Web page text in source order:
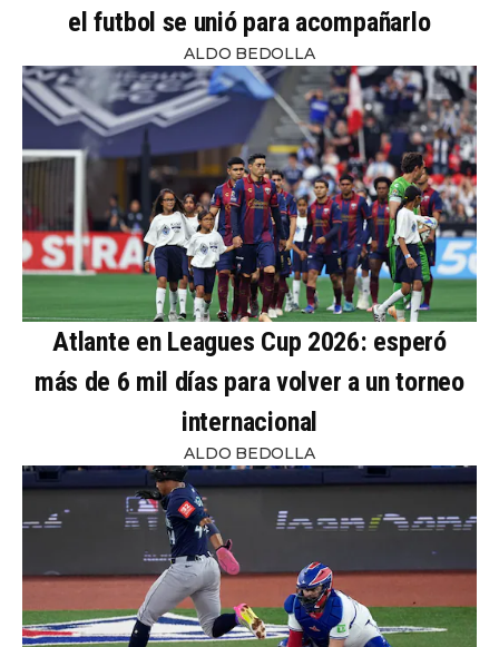
el futbol se unió para acompañarlo
ALDO BEDOLLA
Atlante en Leagues Cup 2026: esperó
más de 6 mil días para volver a un torneo
internacional
ALDO BEDOLLA